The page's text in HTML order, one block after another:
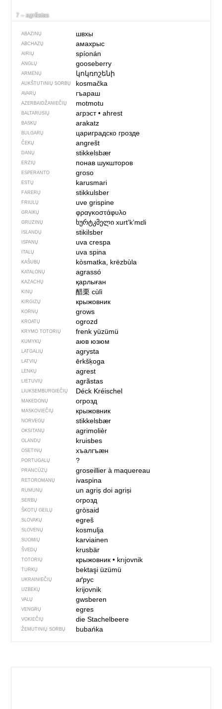
7 – agrãstas
ABAZINŲ швхы
ABCHAZŲ амахрыс
AIRIŲ spíonán
ANGLŲ gooseberry
ARMĖNŲ կոկռոշենի
AUKŠTUTINIŲ SORBŲ kosmačka
AVARŲ гъараш
AZERBAIDŽANIEČIŲ motmotu
BALTARUSIŲ агрэст• ahrest
BASKŲ arakatz
BULGARŲ цариградско грозде
ČEKŲ angrešt
DANŲ stikkelsbær
ERZIŲ понав шукшторов
ESPERANTO groso
ESTŲ karusmari
FARERŲ stikkulsber
FRIULŲ uve grispine
GRAIKŲ φραγκοστάφυλο
GRUZINŲ ხურტკმელიxurtʼkʼmɛli
ISLANDŲ stikilsber
ISPANŲ uva crespa
ITALŲ uva spina
KAŠUBŲ kòsmatka, krëzbùla
KATALONŲ agrassó
KAZACHŲ қарлыған
KINŲ 醋栗cùlì
KIRGIZŲ крыжовник
KORNŲ grows
KROATŲ ogrozd
KRYMO TOTORIŲ frenk yüzümü
KUMYKŲ аюв юзюм
LATGALIŲ agrysta
LATVIŲ ērkšķoga
LENKŲ agrest
LIETUVIŲ agrãstas
LIUKSEMBURGIEČIŲ Déck Kréischel
MAKEDONŲ огрозд
MASKOVIEČIŲ крыжовник
NORVEGŲ stikkelsbær
OKSITANŲ agrimolièr
OLANDŲ kruisbes
OSETINŲ хъалгъӕн
PORTUGALŲ ?
PRANCŪZŲ groseillier à maquereau
RETOROMANŲ ivaspina
RUMUNŲ un agrișdoi agriși
SERBŲ огрозд
ŠKOTŲ GEILŲ gròsaid
SLOVAKŲ egreš
SLOVĖNŲ kosmulja
SUOMIŲ karviainen
ŠVEDŲ krusbär
TOTORIŲ крыжовник• krıjovnik
TURKŲ bektaşi üzümü
UKRAINIEČIŲ аґрус
UZBEKŲ krijovnik
VALŲ gwsberen
VENGRŲ egres
VOKIEČIŲ die Stachelbeere
ŽEMUTINIŲ SORBŲ bubańka